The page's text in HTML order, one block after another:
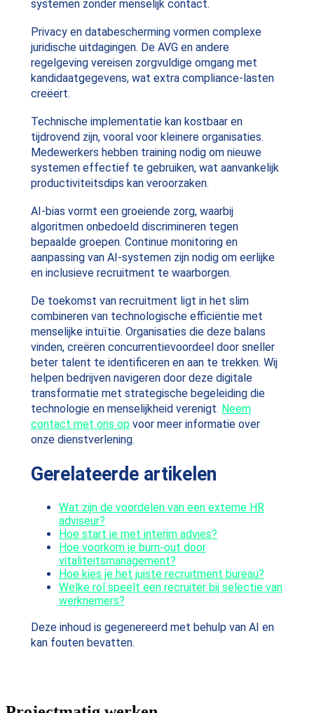
systemen zonder menselijk contact.
Privacy en databescherming vormen complexe
juridische uitdagingen. De AVG en andere
regelgeving vereisen zorgvuldige omgang met
kandidaatgegevens, wat extra compliance-lasten
creëert.
Technische implementatie kan kostbaar en
tijdrovend zijn, vooral voor kleinere organisaties.
Medewerkers hebben training nodig om nieuwe
systemen effectief te gebruiken, wat aanvankelijk
productiviteitsdips kan veroorzaken.
AI-bias vormt een groeiende zorg, waarbij
algoritmen onbedoeld discrimineren tegen
bepaalde groepen. Continue monitoring en
aanpassing van AI-systemen zijn nodig om eerlijke
en inclusieve recruitment te waarborgen.
De toekomst van recruitment ligt in het slim
combineren van technologische efficiëntie met
menselijke intuïtie. Organisaties die deze balans
vinden, creëren concurrentievoordeel door sneller
beter talent te identificeren en aan te trekken. Wij
helpen bedrijven navigeren door deze digitale
transformatie met strategische begeleiding die
technologie en menselijkheid verenigt. Neem
contact met ons opvoor meer informatie over
onze dienstverlening.
Gerelateerde artikelen
Wat zijn de voordelen van een externe HR
adviseur?
Hoe start je met interim advies?
Hoe voorkom je burn-out door
vitaliteitsmanagement?
Hoe kies je het juiste recruitment bureau?
Welke rol speelt een recruiter bij selectie van
werknemers?
Deze inhoud is gegenereerd met behulp van AI en
kan fouten bevatten.